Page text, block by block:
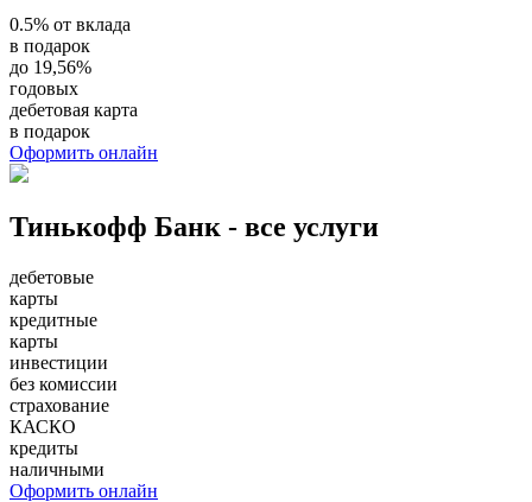
0.5% от вклада
в подарок
до 19,56%
годовых
дебетовая карта
в подарок
Оформить онлайн
Тинькофф Банк - все услуги
дебетовые
карты
кредитные
карты
инвестиции
без комиссии
страхование
КАСКО
кредиты
наличными
Оформить онлайн